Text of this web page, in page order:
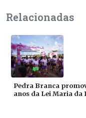
Relacionadas
Pedra Branca
anos da Lei Maria da